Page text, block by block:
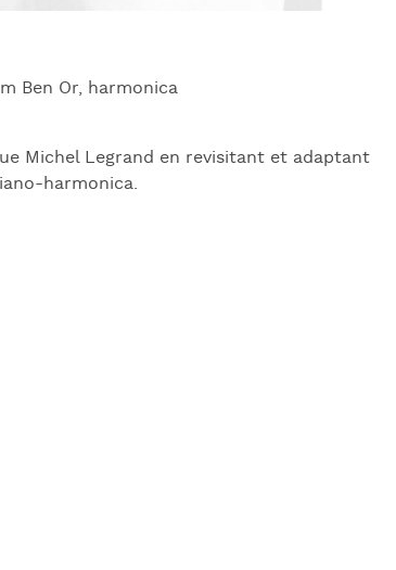
Ben Or, harmonica
Michel Legrand en revisitant et adaptant
harmonica.